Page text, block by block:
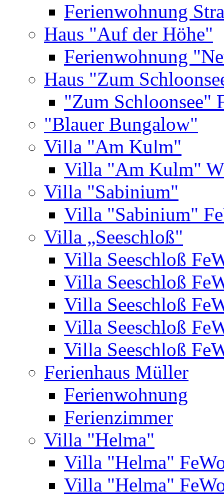
Ferienwohnung
Haus "Auf der Höhe"
Ferienwohnung
Haus "Zum
"Zum Schloonsee"
"Blauer Bungalow"
Villa "Am Kulm"
Villa "Am Kulm"
Villa "Sabinium"
Villa "Sabinium"
Villa „Seeschloß"
Villa Seeschloß
Villa Seeschloß
Villa Seeschloß
Villa Seeschloß
Villa Seeschloß
Ferienhaus Müller
Ferienwohnung
Ferienzimmer
Villa "Helma"
Villa "Helma"
Villa "Helma"